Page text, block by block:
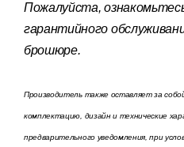
Пожалуйста,
гарантийного
брошюре.
Производитель также оставляет за
комплектацию, дизайн и технические
предварительного уведомления, при